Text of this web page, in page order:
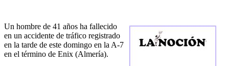
Un hombre de 41 años ha fallecido
en un accidente de tráfico registrado
en la tarde de este domingo en la A-7
en el término de Enix (Almería).